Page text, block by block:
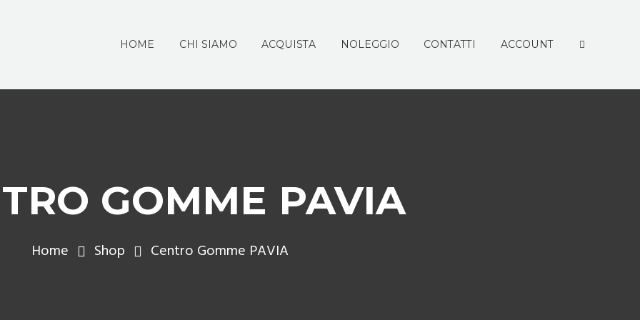
HOME CHI SIAMO ACQUISTA NOLEGGIO CONTATTI ACCOUNT
GOMME PAVIA
Home Shop Centro Gomme PAVIA